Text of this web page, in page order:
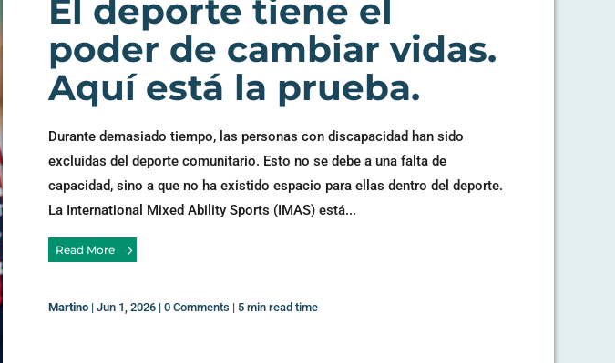
El deporte tiene el
poder de cambiar vidas.
Aquí está la prueba.
Durante demasiado tiempo, las personas con discapacidad han sido
excluidas del deporte comunitario. Esto no se debe a una falta de
capacidad, sino a que no ha existido espacio para ellas dentro del deporte.
La International Mixed Ability Sports (IMAS) está...
Read More
Martino | Jun 1, 2026 | 0 Comments | 5 min read time